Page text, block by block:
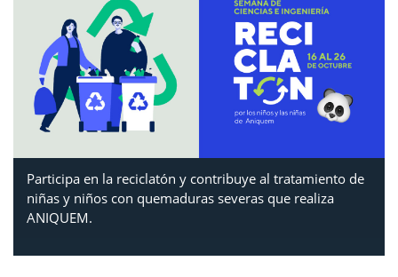
Participa en la reciclatón y contribuye al tratamiento de
niñas y niños con quemaduras severas que realiza
ANIQUEM.